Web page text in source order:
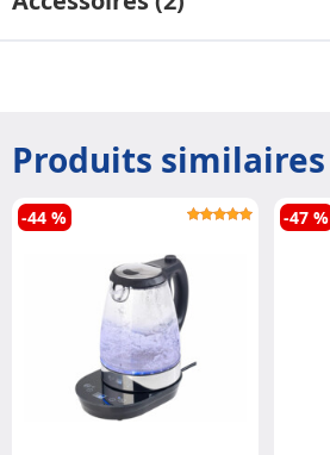
Produits similaires
-44 % -47 %